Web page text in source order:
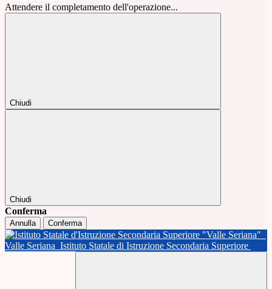
Attendere il completamento dell'operazione...
Chiudi
Chiudi
Conferma
Annulla Conferma
Valle Seriana Istituto Statale di Istruzione Secondaria Superiore